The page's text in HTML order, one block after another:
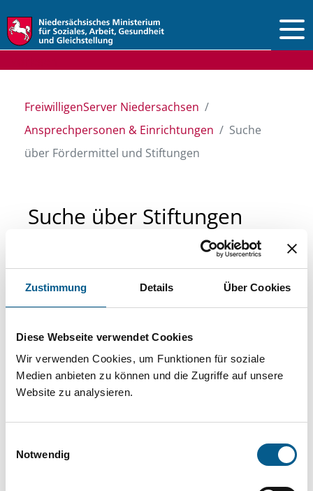
Zustimmung Details Über Cookies
Diese Webseite verwendet Cookies
Wir verwenden Cookies, um Funktionen für soziale
Medien anbieten zu können und die Zugriffe auf unsere
Website zu analysieren.
Notwendig
FreiwilligenServer Niedersachsen
Ansprechpersonen & Einrichtungen
Suche
über Fördermittel und Stiftungen
Suche über Stiftungen
Sie suchen finanzielle Unterstützung für ein
direkt über unsere Fördermitteldatenbank und
Stiftungsdatenbank recherchieren. Bei der
Suche bitte die Groß- und Kleinschreibung
Bitte Suchbegriff eingeben. Ergebnisse